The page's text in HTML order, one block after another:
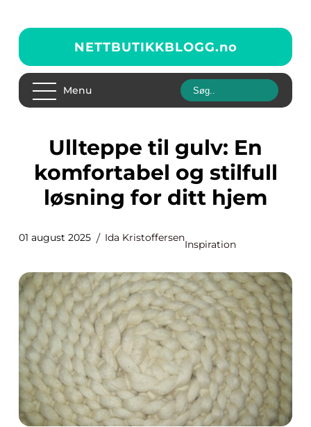
NETTBUTIKKBLOGG.no
Menu
Ullteppe til gulv: En
komfortabel og stilfull
løsning for ditt hjem
01 august 2025 Ida Kristoffersen
Inspiration